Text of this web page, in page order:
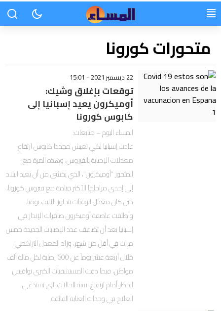
متحورات كورونا
22 ديسمبر 2021 - 15:01
توقعات بإغلاق وشيك:
أوميكرون يعيد إسبانيا إلى
كابوس كورونا
المساء اليوم – متابعات:
عادت إسبانيا لكي تعيش مجددا كابوس ارتفاع
معدلات الإصابة بالفيروس، وهذه المرة مع
المتحور “أوميكرون”، الذي يخشى من أن يعيد البلاد
إلى إحدى مراحلها الأكثر قتامة مع فيروس كورونا،
حين كان معدل الوفيات يتجاوز الألف يوميا.
وأطلقت عاصفة أوميكرون صافرات الإنذار في
إسبانيا بعد أن تضاعف عدد الإصابات الجديدة خمس
مرات في أقل من شهر، وزاد المعدل التراكمي
خلال أربعة عشر يوماً عن 600 إصابة لكل مائة ألف
مواطن، فيما دقت المستشفيات الكبرى نواقيس
الخطر أمام ارتفاع نسبة الحالات التي تستدعي
العلاج في وحدات العناية الفائقة.